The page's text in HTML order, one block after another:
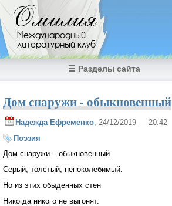
Перейти к основному содержанию
Омилия
Международный
литературный клуб
☰ Разделы сайта
Дом снаружи - обыкновенный
Надежда Ефременко , 24/12/2019 — 20:42
Поэзия
Дом снаружи – обыкновенный.
Серый, толстый, непоколебимый.
Но из этих обыденных стен
Никогда никого не выгонят.